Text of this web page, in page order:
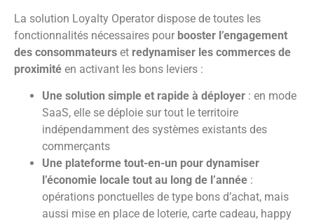
La solution Loyalty Operator dispose de toutes les
fonctionnalités nécessaires pour booster l’engagement
des consommateurs et redynamiser les commerces de
proximité en activant les bons leviers :
Une solution simple et rapide à déployer : en mode
SaaS, elle se déploie sur tout le territoire
indépendamment des systèmes existants des
commerçants
Une plateforme tout-en-un pour dynamiser
l’économie locale tout au long de l’année :
opérations ponctuelles de type bons d’achat, mais
aussi mise en place de loterie, carte cadeau, happy